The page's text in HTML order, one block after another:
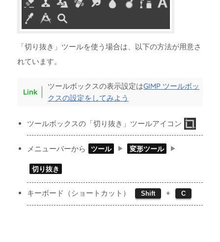
「切り抜き」ツールを使う場合は、以下の方法が用意さ
れています。
ツールボックスの表示設定はGIMP ツールボッ
クスの設定をしてみよう
ツールボックスの「切り抜き」ツールアイコン
メニューバーから ツール 変形ツール
切り抜き
キーボード（ショートカット） Shift + C